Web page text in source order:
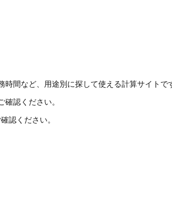
間など、用途別に探して使える計算サイトで
認ください。
認ください。